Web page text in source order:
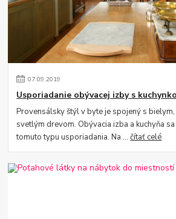
07.09.2019
Usporiadanie obývacej izby s
Provensálsky štýl v byte je spojený s
svetlým drevom. Obývacia izba a kuchyňa
tomuto typu usporiadania. Na ...čítať celé